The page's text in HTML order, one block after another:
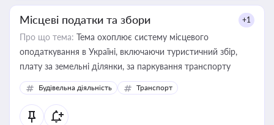
Місцеві податки та збори +1
Про що тема: Тема охоплює систему місцевого
оподаткування в Україні, включаючи туристичний збір,
плату за земельні ділянки, за паркування транспорту
Будівельна діяльність Транспорт